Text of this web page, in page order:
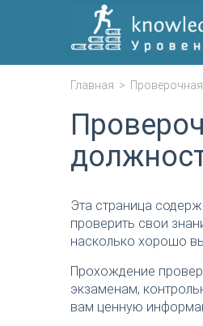
Главная >
Эта страница
проверить свои
насколько хорошо
Прохождение
экзаменам,
вам ценную